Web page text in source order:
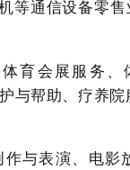
等通信设备零
体育会展服务
与帮助、疗养
作与表演、电